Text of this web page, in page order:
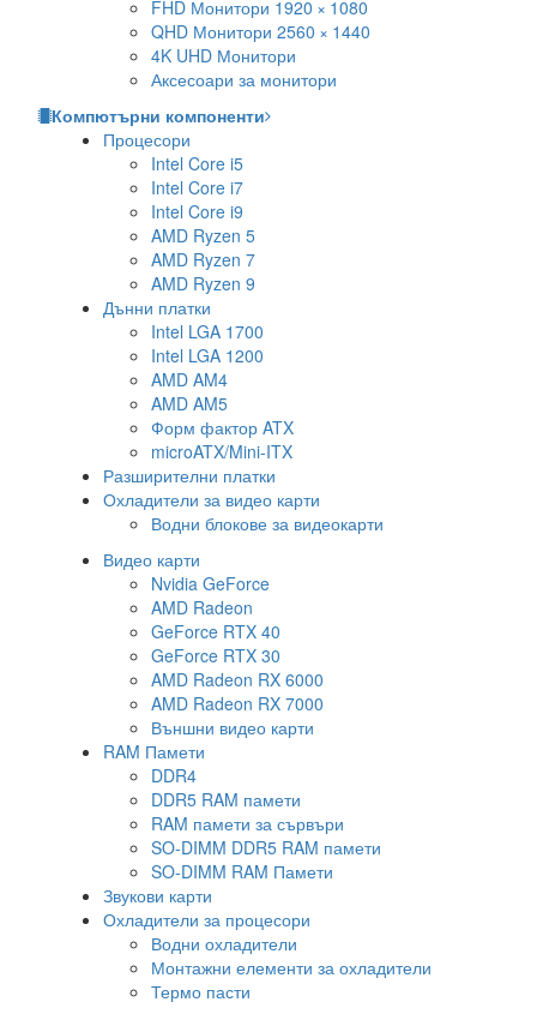
FHD Монитори 1920 × 1080
QHD Монитори 2560 × 1440
4K UHD Монитори
Аксесоари за монитори
Компютърни компоненти
Процесори
Intel Core i5
Intel Core i7
Intel Core i9
AMD Ryzen 5
AMD Ryzen 7
AMD Ryzen 9
Дънни платки
Intel LGA 1700
Intel LGA 1200
AMD AM4
AMD AM5
Форм фактор ATX
microATX/Mini-ITX
Разширителни платки
Охладители за видео карти
Водни блокове за видеокарти
Видео карти
Nvidia GeForce
AMD Radeon
GeForce RTX 40
GeForce RTX 30
AMD Radeon RX 6000
AMD Radeon RX 7000
Външни видео карти
RAM Памети
DDR4
DDR5 RAM памети
RAM памети за сървъри
SO-DIMM DDR5 RAM памети
SO-DIMM RAM Памети
Звукови карти
Охладители за процесори
Водни охладители
Монтажни елементи за охладители
Термо пасти